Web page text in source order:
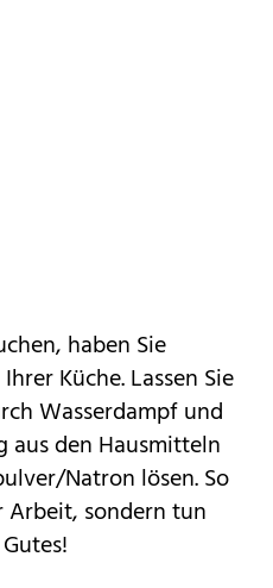
haben Sie
Küche. Lassen Sie
Wasserdampf und
aus den Hausmitteln
Natron lösen. So
Arbeit, sondern tun